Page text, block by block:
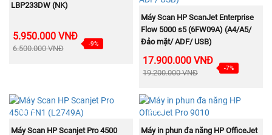
LBP233DW (NK)
5.950.000 VNĐ
6.500.000 VNĐ
-9%
MUA NGAY
Máy Scan HP ScanJet Enterprise
Flow 5000 s5 (6FW09A) (A4/A5/
Đảo mặt/ ADF/ USB)
17.900.000 VNĐ
19.200.000 VNĐ
-7%
NEW
MUA NGAY
Máy Scan HP Scanjet Pro 4500
NEW
MUA NGAY
Máy in phun đa năng HP OfficeJet